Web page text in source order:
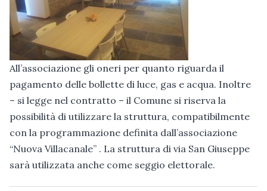
All’associazione gli oneri per quanto riguarda il
pagamento delle bollette di luce, gas e acqua. Inoltre
– si legge nel contratto – il Comune si riserva la
possibilità di utilizzare la struttura, compatibilmente
con la programmazione definita dall’associazione
“Nuova Villacanale” . La struttura di via San Giuseppe
sarà utilizzata anche come seggio elettorale.